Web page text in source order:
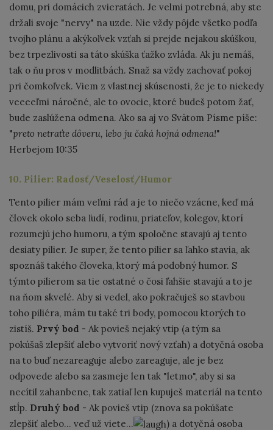
domu, pri domácich zvieratách. Je velmi potrebná, aby ste
držali svoje "nervy" na uzde. Nie vždy pôjde všetko podľa
tvojho plánu a akýkoľvek vzťah si prejde nejakou skúškou,
bez trpezlivosti sa táto skúška ťažko zvláda. Ak ju nemáš,
tak o ňu pros v modlitbách. Snaž sa vždy zachovať pokoj
pri čomkoľvek. Viem z vlastnej skúsenosti, že je to niekedy
veeeeľmi náročné, ale to ovocie, ktoré budeš potom žať,
bude zaslúžena odmena. Ako sa aj vo Svätom Písme píše:
"preto netraťte dôveru, lebo ju čaká hojná odmena!"
Herbejom 10:35
10. Pilier: Radosť/Veselosť/Humor
Tento pilier mám veľmi rád a je to niečo vzácne, keď má
človek okolo seba ľudí, rodinu, priateľov, kolegov, ktorí
rozumejú jeho humoru, a tým spoločne stavajú aj tento
desiaty pilier. Je super, že tento pilier sa ľahko stavia, ak
spoznáš takého človeka, ktorý má podobný humor. S
týmto pilierom sa tie ostatné o čosi ľahšie stavajú a to je
na ňom skvelé. Aby si vedel, ako pokračuješ so stavbou
toho piliéra, mám tu také tri body, pomocou ktorých to
zistíš. Prvý bod - Ak povieš nejaký vtip (a tým sa
pokúšaš zlepšiť alebo vytvoriť nový vzťah) a dotyčná osoba
na to buď nezareaguje alebo zareaguje, ale je bez
odpovede alebo sa zasmeje len tak "letmo", aby si sa
necítil zahanbene, tak zatiaľ len kupuješ materiál na tento
stĺp. Druhý bod - Ak povieš vtip (znova sa pokúšate
zlepšiť alebo... veď už viete...
) a dotyčná osoba